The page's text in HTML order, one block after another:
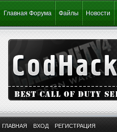
Главная Форума Файлы Новости
ГЛАВНАЯ ВХОД РЕГИСТРАЦИЯ